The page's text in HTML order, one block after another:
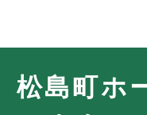
松島町ホ